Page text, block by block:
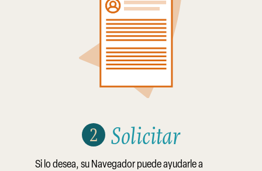
Solicitar
Si lo desea, su Navegador puede ayudarle a